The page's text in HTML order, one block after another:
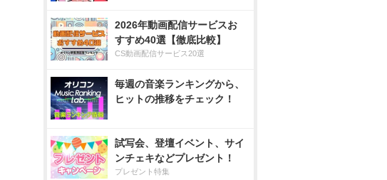
2026年動画配信サービスお
すすめ40選【徹底比較】
CS動画配信サービス20選
毎週の音楽ランキングから、
ヒットの推移をチェック！
試写会、登壇イベント、サイ
ンチェキなどプレゼント！
プレゼント特集